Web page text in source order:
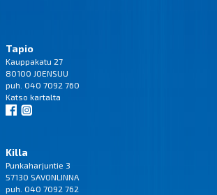
Tapio
Kauppakatu 27
80100 JOENSUU
puh. 040 7092 760
Katso kartalta
Killa
Punkaharjuntie 3
57130 SAVONLINNA
puh. 040 7092 762